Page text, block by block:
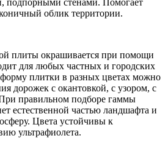
подпорными стенами. Помогает
облик территории.
плиты окрашивается при помощи
для любых частных и городских
плитки в разных цветах можно
дорожек с окантовкой, с узором, с
правильном подборе гаммы
естественной частью ландшафта и
Цвета устойчивы к
ультрафиолета.